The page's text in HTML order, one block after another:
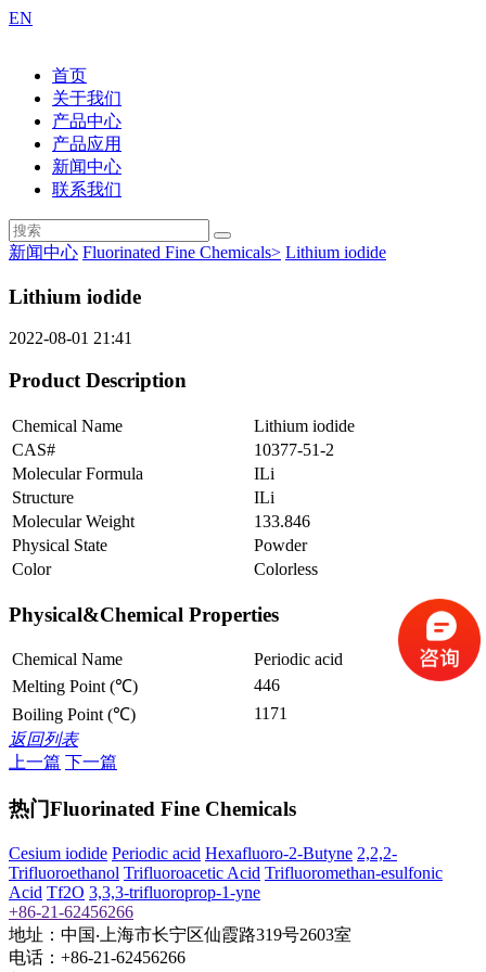
EN
首页
关于我们
产品中心
产品应用
新闻中心
联系我们
新闻中心 Fluorinated Fine Chemicals> Lithium iodide
Lithium iodide
2022-08-01 21:41
Product Description
Chemical Name
Lithium iodide
CAS#
10377-51-2
Molecular Formula
ILi
Structure
ILi
Molecular Weight
133.846
Physical State
Powder
Color
Colorless
Physical&Chemical Properties
Chemical Name
Periodic acid
Melting Point (℃)
446
Boiling Point (℃)
1171
返回列表
上一篇 下一篇
热门Fluorinated Fine Chemicals
Cesium iodide Periodic acid Hexafluoro-2-Butyne 2,2,2-
Trifluoroethanol Trifluoroacetic Acid Trifluoromethan-esulfonic
Acid Tf2O 3,3,3-trifluoroprop-1-yne
+86-21-62456266
地址：中国‧上海市长宁区仙霞路319号2603室
电话：+86-21-62456266